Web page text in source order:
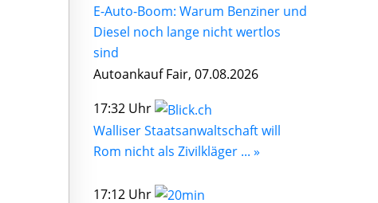
E-Auto-Boom: Warum Benziner und
Diesel noch lange nicht wertlos
sind
Autoankauf Fair, 07.08.2026
17:32 Uhr
Walliser Staatsanwaltschaft will
Rom nicht als Zivilkläger ... »
17:12 Uhr